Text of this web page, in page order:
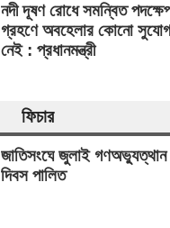
নদী দূষণ রোধে সমন্বিত
গ্রহণে অবহেলার কোনো সুযোগ
নেই : প্রধানমন্ত্রী
ফিচার
জাতিসংঘে জুলাই গণঅভ্যুত্থান
দিবস পালিত